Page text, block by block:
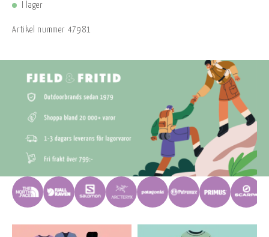
I lager
Artikel nummer 47981